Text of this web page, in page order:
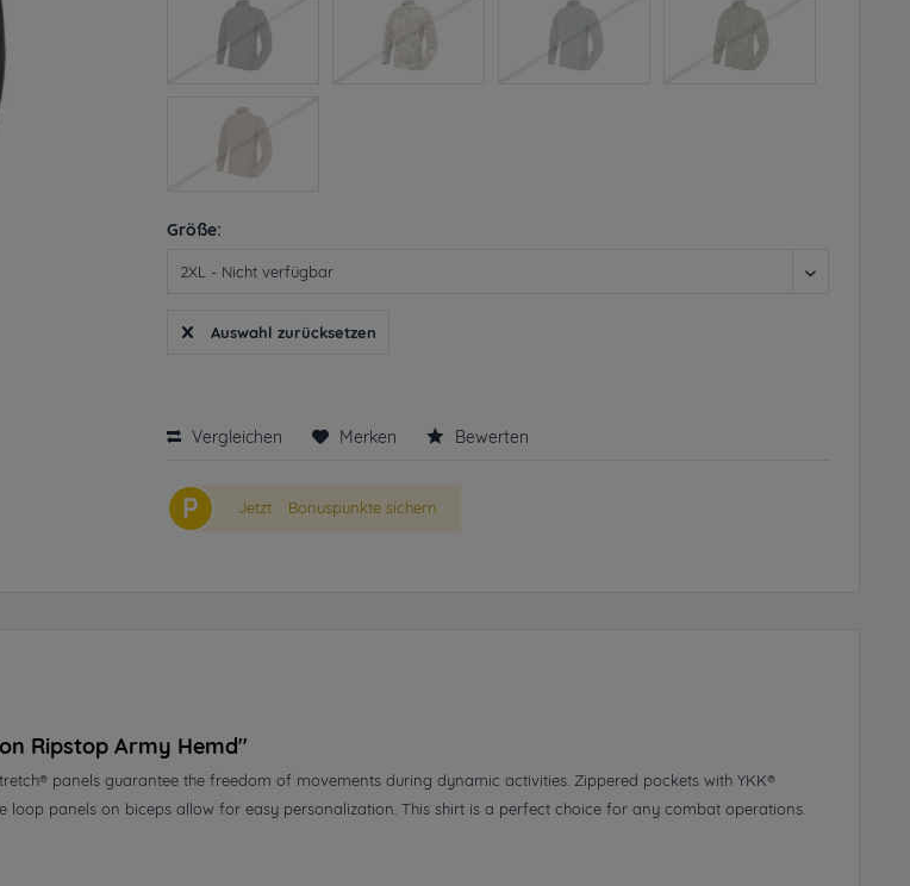
Größe:
Auswahl zurücksetzen
Vergleichen Merken Bewerten
P Jetzt Bonuspunkte sichern
Ripstop Army Hemd"
panels guarantee the freedom of movements during dynamic activities. Zippered pockets with YKK®
panels on biceps allow for easy personalization. This shirt is a perfect choice for any combat operations.